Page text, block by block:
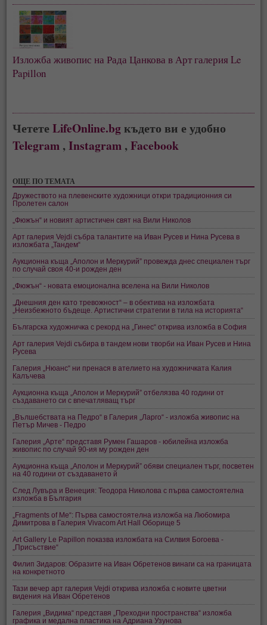
Изложба живопис на Рада Цанкова в Арт галерия Le
Papillon
ЧететеLifeOnline.bgкъдето ви е удобно
Telegram ,Instagram ,Facebook
ОЩЕ ПО ТЕМАТА
Дружеството на плевенските художници откри традиционния си
Пролетен салон
„Фюжън“ и новият артистичен свят на Вили Николов
Арт галерия Vejdi събра талантите на Иван Русев и Нина Русева в
изложбата „Тандем“
Аукционна къща „Аполон и Меркурий” провежда днес специален търг
по случай своя 40-и рожден ден
„Фюжън“ - новата емоционална вселена на Вили Николов
„Днешния ден като тревожност“ – в обектива на изложбата
„Неизбежното бъдеще. Артистични стратегии в тила на историята“
Българска художничка с рекорд на „Гинес“ открива изложба в София
Арт галерия Vejdi събира в тандем нови творби на Иван Русев и Нина
Русева
Галерия „Нюанс“ ни пренася в ателието на художничката Калия
Калъчева
Аукционна къща „Аполон и Меркурий” отбелязва 40 години от
създаването си с впечатляващ търг
„Вълшебствата на Педро“ в Галерия „Ларго“ - изложба живопис на
Петър Мичев - Педро
Галерия „Арте“ представя Румен Гашаров - юбилейна изложба
живопис по случай 90-ия му рожден ден
Аукционна къща „Аполон и Меркурий” обяви специален търг, посветен
на 40 години от създаването й
След Лувъра и Венеция: Теодора Николова с първа самостоятелна
изложба в България
„Fragments of Me“: Първа самостоятелна изложба на Любомира
Димитрова в Галерия Vivacom Art Hall Оборище 5
Art Gallery Le Papillon показва изложбата на Силвия Богоева -
„Присъствие“
Филип Зидаров: Образите на Иван Обретенов винаги са на границата
на конкретното
Тази вечер арт галерия Vejdi открива изложба с новите цветни
видения на Иван Обретенов
Галерия „Видима“ представя „Преходни пространства“ изложба
графика и медална пластика на Адриана Узунова